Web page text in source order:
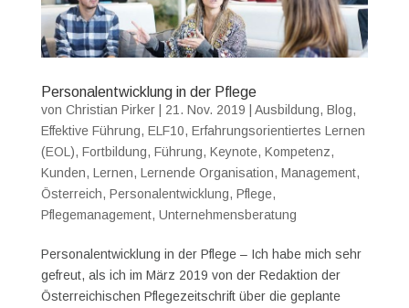
Personalentwicklung in der Pflege
von Christian Pirker| 21. Nov. 2019 | Ausbildung, Blog,
Effektive Führung, ELF10, Erfahrungsorientiertes Lernen
(EOL), Fortbildung, Führung, Keynote, Kompetenz,
Kunden, Lernen, Lernende Organisation, Management,
Österreich, Personalentwicklung, Pflege,
Pflegemanagement, Unternehmensberatung
Personalentwicklung in der Pflege – Ich habe mich sehr
gefreut, als ich im März 2019 von der Redaktion der
Österreichischen Pflegezeitschrift über die geplante